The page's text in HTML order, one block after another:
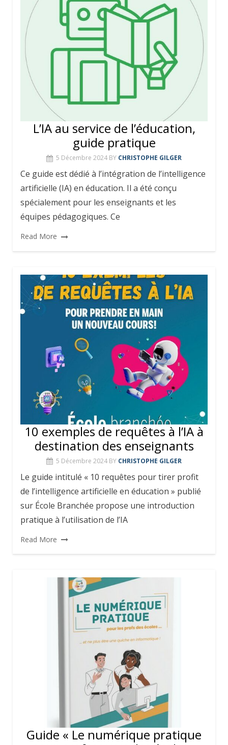
L’IA au service de l’éducation,
guide pratique
5 Décembre 2024 BY CHRISTOPHE GILGER
Ce guide est dédié à l’intégration de l’intelligence
artificielle (IA) en éducation. Il a été conçu
spécialement pour les enseignants et les
équipes pédagogiques. Ce
Read More
10 exemples de requêtes à l’IA à
destination des enseignants
5 Décembre 2024 BY CHRISTOPHE GILGER
Le guide intitulé « 10 requêtes pour tirer profit
de l’intelligence artificielle en éducation » publié
sur École Branchée propose une introduction
pratique à l’utilisation de l’IA
Read More
Guide « Le numérique pratique